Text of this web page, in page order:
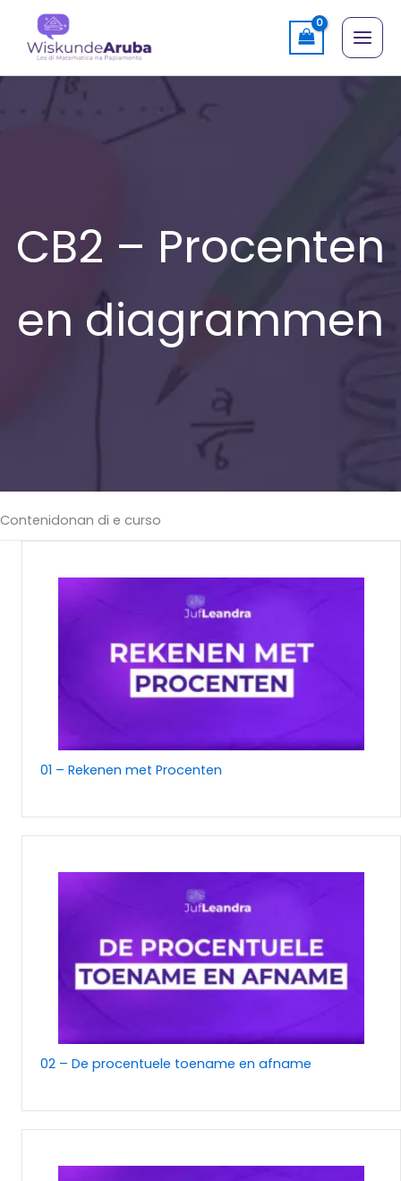
content
CB2 – Procenten
en diagrammen
Contenidonan di e curso
01 – Rekenen met Procenten
02 – De procentuele toename en afname